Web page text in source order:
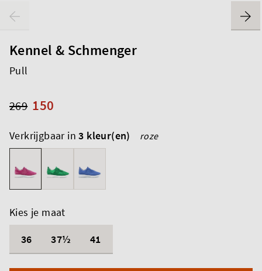
Kennel & Schmenger
Pull
150
269
Verkrijgbaar in3 kleur(en) roze
Kies je maat
36
37½ 41